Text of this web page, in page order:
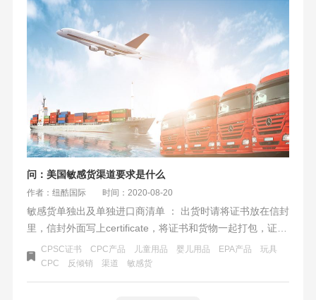
问：美国敏感货渠道要求是什么
作者：纽酷国际 时间：2020-08-20
敏感货单独出及单独进口商清单 ： 出货时请将证书放在信封
里，信封外面写上certificate，将证书和货物一起打包，证书
放最上面，以防海关查验。
CPSC证书 CPC产品 儿童用品 婴儿用品 EPA产品
玩具
CPC
反倾销 渠道 敏感货